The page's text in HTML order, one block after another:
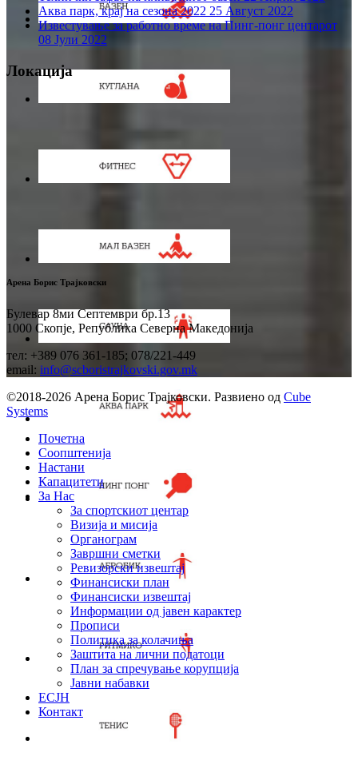
Аква парк, крај на сезона 2022 25 Август 2022
Известување за работно време на Пинг-понг центарот
08 Јули 2022
Локација
Арена Борис Трајковски
Булевар 8ми Септември бр.13
1000 Скопје, Република Северна Македонија
тел: +389 076 361-185; 078/221-449
email: info@scboristrajkovski.gov.mk
©2018-2026 Арена Борис Трајковски. Развиено од Cube
Systems
Почетна
Соопштенија
Настани
Капацитети
За Нас
За спортскиот центар
Визија и мисија
Органограм
Завршни сметки
Ревизорски извештај
Финансиски план
Финансиски извештај
Информации од јавен карактер
Прописи
Политика за колачиња
Заштита на лични податоци
План за спречување корупција
Јавни набавки
ЕСЈН
Контакт